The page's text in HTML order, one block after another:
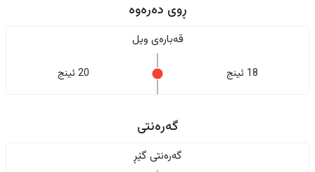
ڕوی دەرەوە
قەبارەی ویل
18 ئینج 20 ئینج
گەرەنتی
گەرەنتی گێڕ